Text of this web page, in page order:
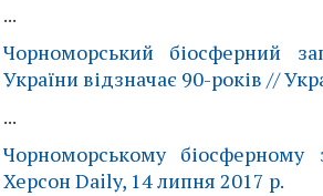
...
Чорноморський біосферний
України відзначає 90-років //
...
Чорноморському
Херсон Daily, 14 липня 2017 р.